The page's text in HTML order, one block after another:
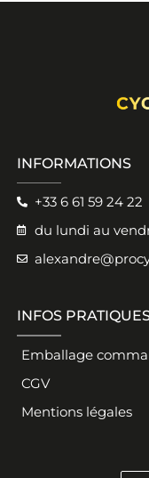
INFORMATIONS
+33 6 61 59 24 22
du lundi au
INFOS
Emballage
CGV
Mentions légales